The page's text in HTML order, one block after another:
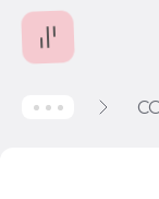
Учет и